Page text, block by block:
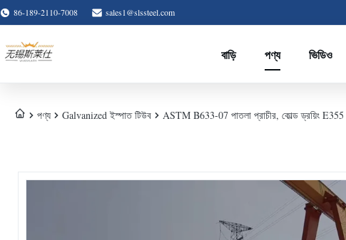
86-189-2110-7008 sales1@slssteel.com
বাড়ি পণ্য ভিডিও
পণ্য Galvanized ইস্পাত টিউব ASTM B633-07 পাতলা প্রাচীর, কোল্ড ড্রয়িং